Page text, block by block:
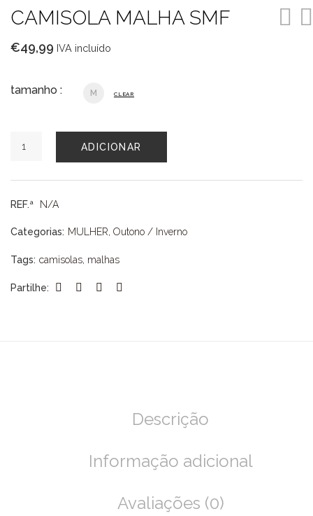
CAMISOLA MALHA SMF
€49,99 IVA incluído
tamanho : M CLEAR
de
MALHA
SMF
ADICIONAR
REF.ª N/A
Categorias: MULHER, Outono / Inverno
Tags: camisolas, malhas
Partilhe:
Descrição
Informação adicional
Avaliações (0)